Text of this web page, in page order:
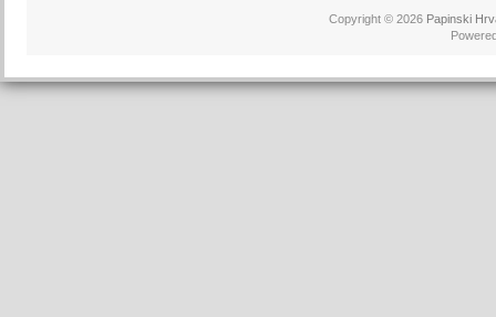
Copyright © 2026 Papinski